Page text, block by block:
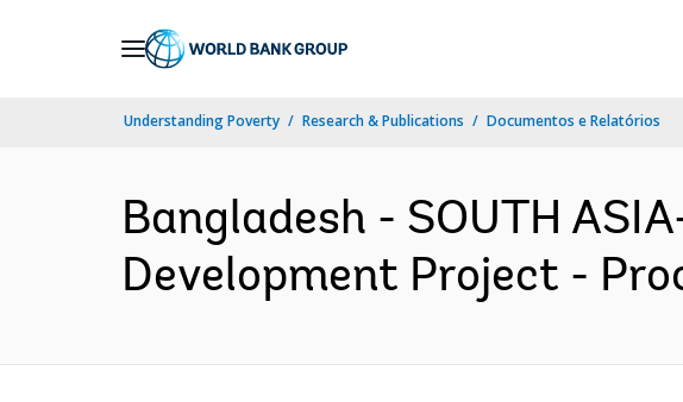
Understanding Poverty Research & Publications Documentos e Relatórios
Bangladesh - SOUTH
Development Project -